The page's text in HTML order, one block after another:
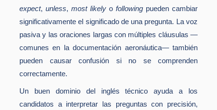
expect, unless, most likely o following pueden cambiar
significativamente el significado de una pregunta. La voz
pasiva y las oraciones largas con múltiples cláusulas —
comunes en la documentación aeronáutica— también
pueden causar confusión si no se comprenden
correctamente.
Un buen dominio del inglés técnico ayuda a los
candidatos a interpretar las preguntas con precisión,